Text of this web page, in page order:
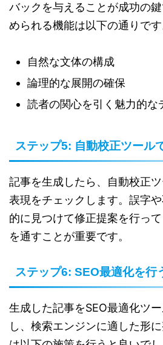
バックを与えることが成功の
められる機能は以下の通りです
自然な文体の構成
論理的な展開の確保
読者の関心を引く魅力的な
ステップ5: 自動校正ツール
記事を生成したら、自動校正
表現をチェックします。誤字
的に見つけて修正提案を行っ
を通すことが重要です。
ステップ6: SEO最適化を行
生成した記事をSEO最適化ツ
し、検索エンジンに適した形